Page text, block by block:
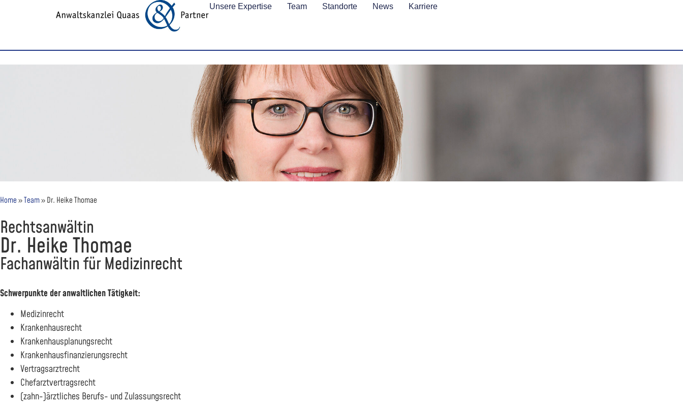
Unsere Expertise Team Standorte News Karriere
Home»Team»Dr. Heike Thomae
Rechtsanwältin
Dr. Heike Thomae
Fachanwältin für Medizinrecht
Schwerpunkte der anwaltlichen Tätigkeit:
Medizinrecht
Krankenhausrecht
Krankenhausplanungsrecht
Krankenhausfinanzierungsrecht
Vertragsarztrecht
Chefarztvertragsrecht
(zahn-)ärztliches Berufs- und Zulassungsrecht